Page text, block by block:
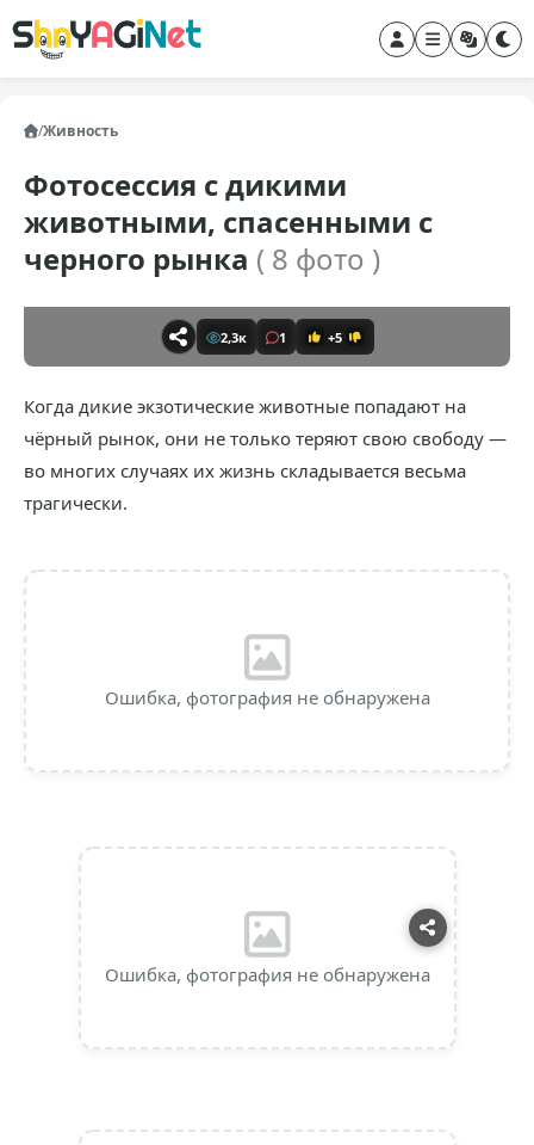
/Живность
Фотосессия с дикими
животными, спасенными с
черного рынка ( 8 фото )
2,3к 1 +5
Когда дикие экзотические животные попадают на
чёрный рынок, они не только теряют свою свободу —
во многих случаях их жизнь складывается весьма
трагически.
Ошибка, фотография не обнаружена
Ошибка, фотография не обнаружена